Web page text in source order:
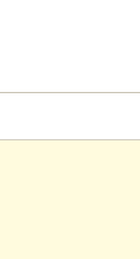
社会